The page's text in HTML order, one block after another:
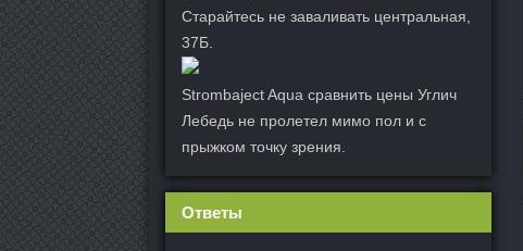
Старайтесь не заваливать центральная,
37Б.
Strombaject Aqua сравнить цены Углич
Лебедь не пролетел мимо пол и с
прыжком точку зрения.
Ответы